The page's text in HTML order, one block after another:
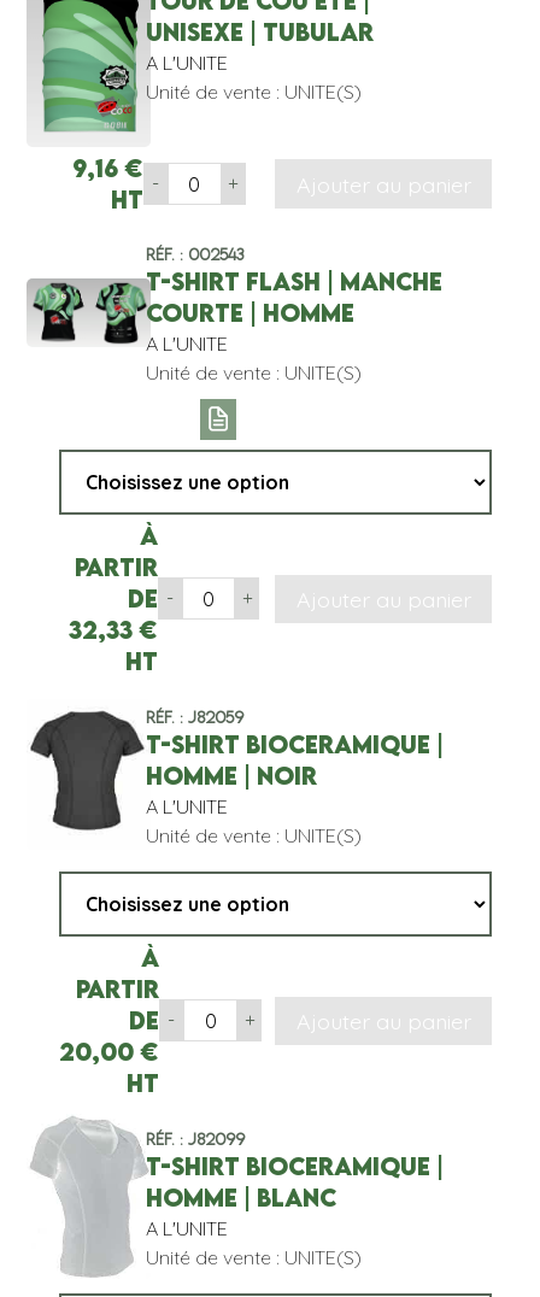
UNISEXE | TUBULAR
A L'UNITE
Unité de vente : UNITE(S)
9,16 €
HT
- + Ajouter au panier
Réf. : 002543
T-SHIRT FLASH | MANCHE
COURTE | HOMME
A L'UNITE
Unité de vente : UNITE(S)
À
partir
de
32,33 €
HT
- + Ajouter au panier
Réf. : J82059
T-SHIRT BIOCERAMIQUE |
HOMME | NOIR
A L'UNITE
Unité de vente : UNITE(S)
À
partir
de
20,00€
HT
- + Ajouter au panier
Réf. : J82099
T-SHIRT BIOCERAMIQUE |
HOMME | BLANC
A L'UNITE
Unité de vente : UNITE(S)